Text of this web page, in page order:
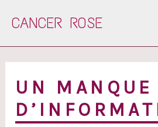
CANCER ROSE
UN MANQUE